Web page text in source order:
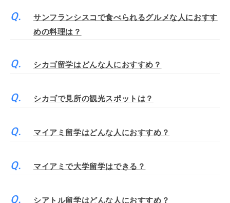
サンフランシスコで食べられるグルメな人におすす
めの料理は？
シカゴ留学はどんな人におすすめ？
シカゴで見所の観光スポットは？
マイアミ留学はどんな人におすすめ？
マイアミで大学留学はできる？
シアトル留学はどんな人におすすめ？